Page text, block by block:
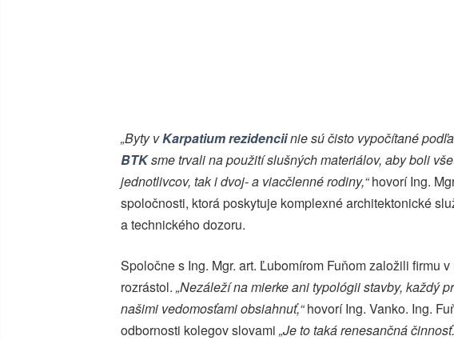
„Byty vKarpatium rezidenciinie sú čisto vypočítané
BTKsme trvali na použití slušných materiálov, aby boli
jednotlivcov, tak i dvoj- a viacčlenné rodiny,“hovorí Ing.
spoločnosti, ktorá poskytuje komplexné architektonické
a technického dozoru.
Spoločne s Ing. Mgr. art. Ľubomírom Fuňom založili firmu
rozrástol. „Nezáleží na mierke ani typológii stavby, každý
našimi vedomosťami obsiahnuť,“hovorí Ing. Vanko. Ing.
odbornosti kolegov slovami „Je to taká renesančná